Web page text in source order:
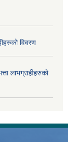
विवरण
लाभग्राहीहरुको